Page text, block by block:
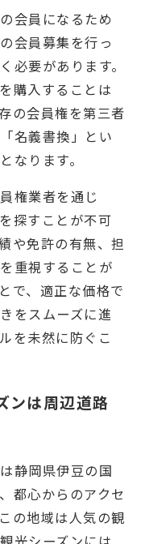
会員になるため
会員募集を行っ
必要があります。
購入することは
の会員権を第三者
名義書換」とい
なります。
権業者を通じ
探すことが不可
や免許の有無、担
重視することが
で、適正な価格で
をスムーズに進
を未然に防ぐこ
ンは周辺道路
静岡県伊豆の国
都心からのアクセ
の地域は人気の観